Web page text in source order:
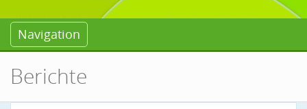
Navigation
Berichte